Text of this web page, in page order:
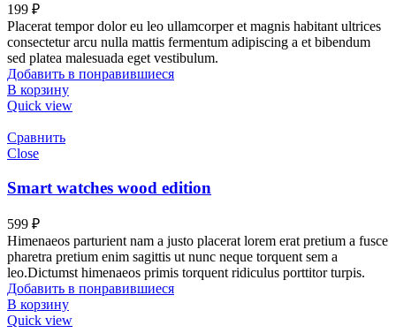
199 ₽
Placerat tempor dolor eu leo ullamcorper et magnis habitant ultrices
consectetur arcu nulla mattis fermentum adipiscing a et bibendum
sed platea malesuada eget vestibulum.
Добавить в понравившиеся
В корзину
Quick view
Сравнить
Close
Smart watches wood edition
599 ₽
Himenaeos parturient nam a justo placerat lorem erat pretium a fusce
pharetra pretium enim sagittis ut nunc neque torquent sem a
leo.Dictumst himenaeos primis torquent ridiculus porttitor turpis.
Добавить в понравившиеся
В корзину
Quick view